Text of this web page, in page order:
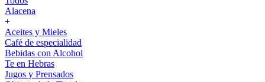
Alacena
+
Aceites y Mieles
Café de especialidad
Bebidas con Alcohol
Te en Hebras
Jugos y Prensados